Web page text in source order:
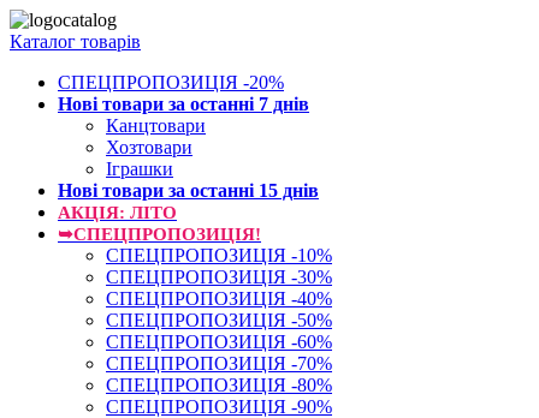
Каталог товарів
СПЕЦПРОПОЗИЦІЯ -20%
Нові товари за останнi 7 днiв
Канцтовари
Хозтовари
Іграшки
Нові товари за останнi 15 днiв
АКЦІЯ: ЛІТО
➥СПЕЦПРОПОЗИЦІЯ!
СПЕЦПРОПОЗИЦІЯ -10%
СПЕЦПРОПОЗИЦІЯ -30%
СПЕЦПРОПОЗИЦІЯ -40%
СПЕЦПРОПОЗИЦІЯ -50%
СПЕЦПРОПОЗИЦІЯ -60%
СПЕЦПРОПОЗИЦІЯ -70%
СПЕЦПРОПОЗИЦІЯ -80%
СПЕЦПРОПОЗИЦІЯ -90%